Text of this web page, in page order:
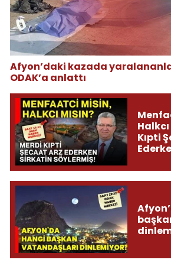
Afyon’daki kazada
ODAK’a anlattı
Halkcı
Kıpti